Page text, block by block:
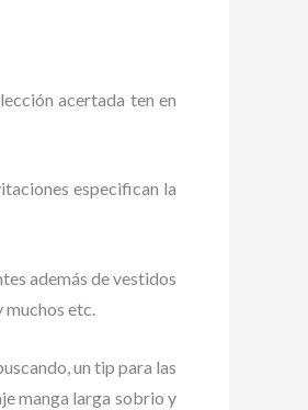
acertada ten en
especifican la
además de vestidos
etc.
un tip para las
manga larga sobrio y